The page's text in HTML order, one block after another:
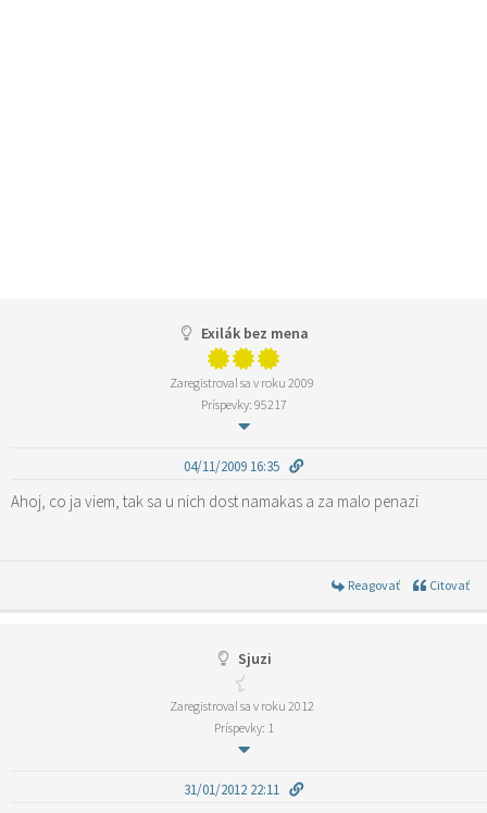
Exilák bez mena
Zaregistroval sa v roku 2009
Príspevky: 95217
04/11/2009 16:35
Ahoj, co ja viem, tak sa u nich dost namakas a za malo penazi
Reagovať Citovať
Sjuzi
Zaregistroval sa v roku 2012
Príspevky: 1
31/01/2012 22:11